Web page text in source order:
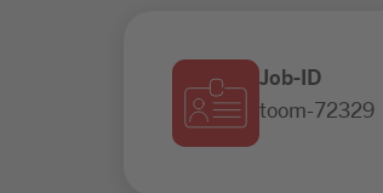
Job-ID
toom-72329